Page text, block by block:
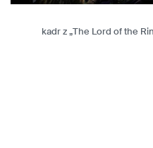
kadr z „The Lord of the